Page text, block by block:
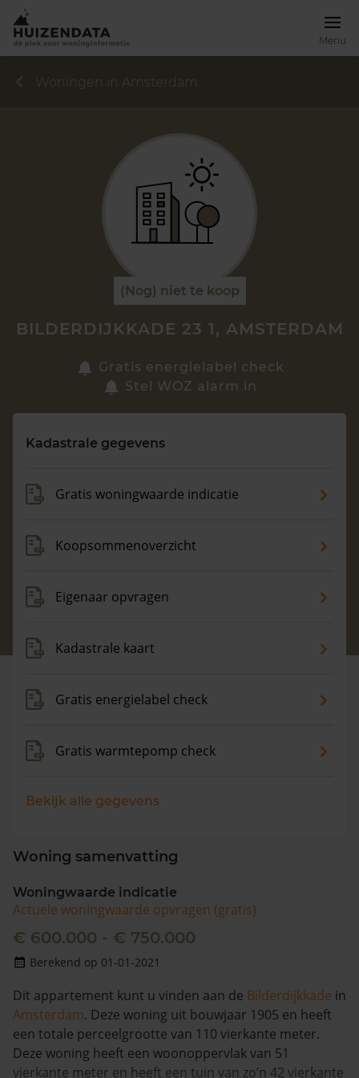
Menu
Zoek een woning
Maandag t/m vrijdag - 08:00 -18:00
Woningen in Amsterdam
(Nog) niet te koop
BILDERDIJKKADE 23 1, AMSTERDAM
Gratis energielabel check
Stel WOZ alarm in
Kadastrale gegevens
Gratis woningwaarde indicatie
Koopsommenoverzicht
Eigenaar opvragen
Kadastrale kaart
Gratis energielabel check
Gratis warmtepomp check
Bekijk alle gegevens
Woning samenvatting
Woningwaarde indicatie
Actuele woningwaarde opvragen (gratis)
€ 600.000 - € 750.000
Berekend op 01-01-2021
Dit appartement kunt u vinden aan de Bilderdijkkade in
Amsterdam. Deze woning uit bouwjaar 1905 en heeft
een totale perceelgrootte van 110 vierkante meter.
Deze woning heeft een woonoppervlak van 51
vierkante meter en heeft een tuin van zo’n 42 vierkante